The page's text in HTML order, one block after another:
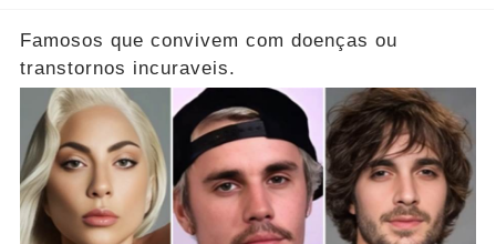
Famosos que convivem com doenças ou
transtornos incuraveis.